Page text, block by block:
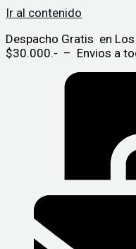
Ir al contenido
Despacho Gratis en
$30.000.- – Envios a